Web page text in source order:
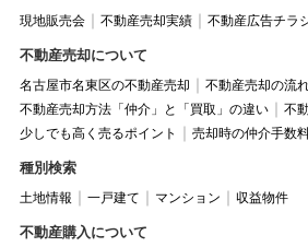
現地販売会 不動産売却実績 不動産広告チラ
不動産売却について
名古屋市名東区の不動産売却
不動産売却の流
不動産売却方法「仲介」と「買取」の違い
不
少しでも高く売るポイント
売却時の仲介手数
種別検索
土地情報 一戸建て マンション 収益物件
不動産購入について